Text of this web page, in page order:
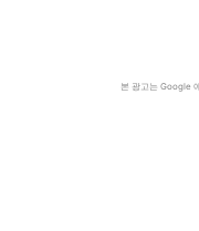
트리스트에서 한국 제외
본 광고는 Google